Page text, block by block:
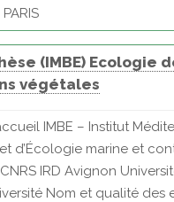
PARIS
(IMBE) Ecologie
végétales
IMBE – Institut
d’Écologie marine et
CNRS IRD Avignon
Nom et qualité des